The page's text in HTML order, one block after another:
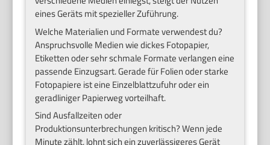
eines Geräts mit spezieller Zuführung.
Welche Materialien und Formate verwendest du?
Anspruchsvolle Medien wie dickes Fotopapier,
Etiketten oder sehr schmale Formate verlangen eine
passende Einzugsart. Gerade für Folien oder starke
Fotopapiere ist eine Einzelblattzufuhr oder ein
geradliniger Papierweg vorteilhaft.
Sind Ausfallzeiten oder
Produktionsunterbrechungen kritisch? Wenn jede
Minute zählt, lohnt sich ein zuverlässigeres Gerät